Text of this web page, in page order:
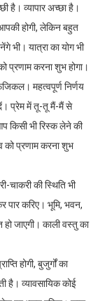
है। व्यापार अच्छा है।
होगी, लेकिन बहुत
भी। यात्रा का योग भी
प्रणाम करना शुभ होगा।
महत्वपूर्ण निर्णय
प्रेम में तू-तू मैं-मैं से
किसी भी रिस्क लेने की
को प्रणाम करना शुभ
चाकरी की स्थिति भी
करिए। भूमि, भवन,
हो जाएगी। काली वस्तु का
होगी, बुजुर्गों का
है। व्यावसायिक कोई